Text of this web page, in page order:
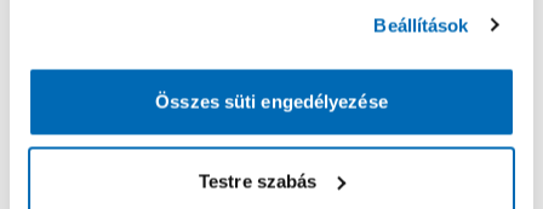
Beállítások
Összes süti engedélyezése
Testre szabás